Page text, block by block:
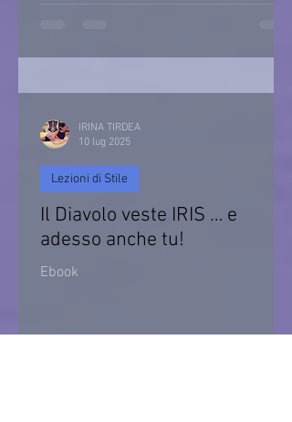
Il Diavolo veste IRIS … e
adesso anche tu!
Ebook
Lezioni di Stile
IRINA TIRDEA
10 lug 2025